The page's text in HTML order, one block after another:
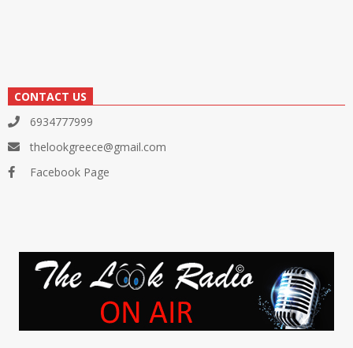
CONTACT US
6934777999
thelookgreece@gmail.com
Facebook Page